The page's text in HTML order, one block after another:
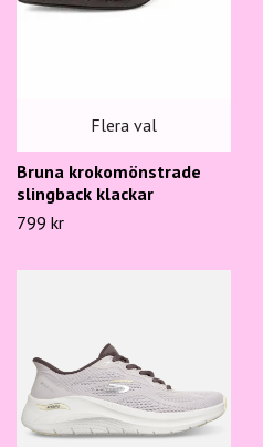
Flera val
Bruna krokomönstrade
slingback klackar
799 kr